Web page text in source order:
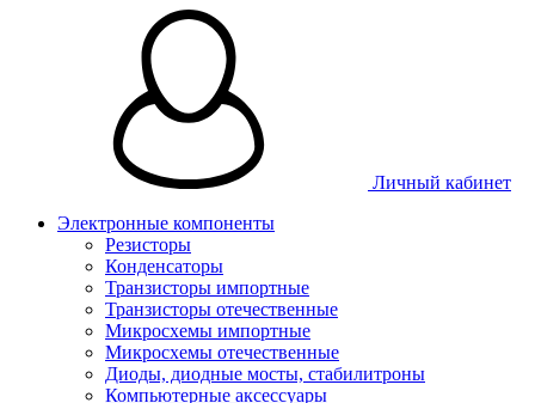
Личный кабинет
Электронные компоненты
Резисторы
Конденсаторы
Транзисторы импортные
Транзисторы отечественные
Микросхемы импортные
Микросхемы отечественные
Диоды, диодные мосты, стабилитроны
Компьютерные аксессуары